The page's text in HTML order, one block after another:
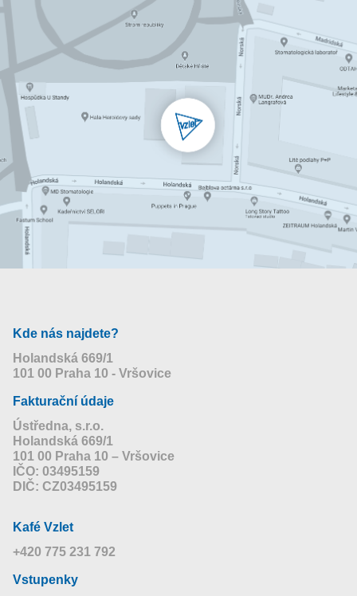
Kde nás najdete?
Holandská 669/1
101 00 Praha 10 - Vršovice
Fakturační údaje
Ústředna, s.r.o.
Holandská 669/1
101 00 Praha 10 – Vršovice
IČO: 03495159
DIČ: CZ03495159
Kafé Vzlet
+420 775 231 792
Vstupenky